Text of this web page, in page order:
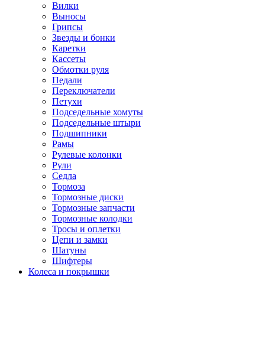
Вилки
Выносы
Грипсы
Звезды и бонки
Каретки
Кассеты
Обмотки руля
Педали
Переключатели
Петухи
Подседельные хомуты
Подседельные штыри
Подшипники
Рамы
Рулевые колонки
Рули
Седла
Тормоза
Тормозные диски
Тормозные запчасти
Тормозные колодки
Тросы и оплетки
Цепи и замки
Шатуны
Шифтеры
Колеса и покрышки